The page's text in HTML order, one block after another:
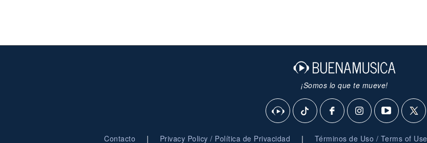
¡Somos lo que te mueve!
Contacto | Privacy Policy / Política de Privacidad | Términos de Uso / Terms of Use